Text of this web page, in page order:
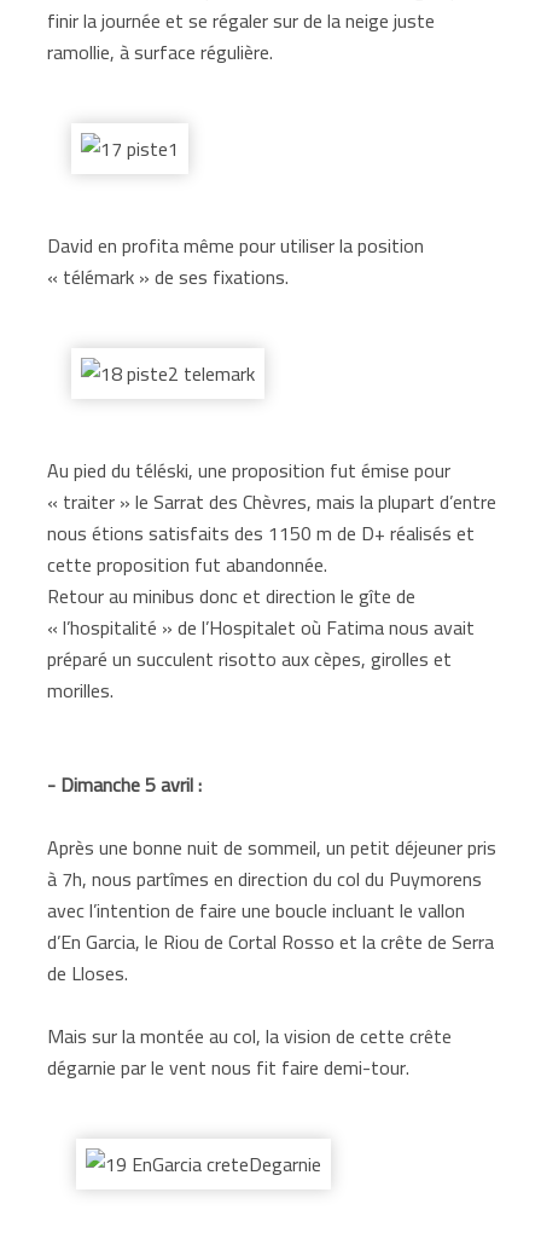
finir la journée et se régaler sur de la neige juste
ramollie, à surface régulière.
David en profita même pour utiliser la position
« télémark » de ses fixations.
Au pied du téléski, une proposition fut émise pour
« traiter » le Sarrat des Chèvres, mais la plupart d’entre
nous étions satisfaits des 1150 m de D+ réalisés et
cette proposition fut abandonnée.
Retour au minibus donc et direction le gîte de
« l’hospitalité » de l’Hospitalet où Fatima nous avait
préparé un succulent risotto aux cèpes, girolles et
morilles.
- Dimanche 5 avril :
Après une bonne nuit de sommeil, un petit déjeuner pris
à 7h, nous partîmes en direction du col du Puymorens
avec l’intention de faire une boucle incluant le vallon
d’En Garcia, le Riou de Cortal Rosso et la crête de Serra
de Lloses.
Mais sur la montée au col, la vision de cette crête
dégarnie par le vent nous fit faire demi-tour.